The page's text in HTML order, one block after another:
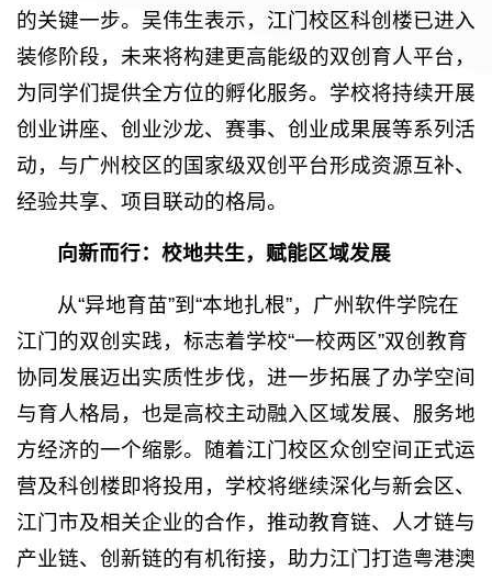
的关键一步。吴伟生表示，江门校区科创楼已进入
装修阶段，未来将构建更高能级的双创育人平台，
为同学们提供全方位的孵化服务。学校将持续开展
创业讲座、创业沙龙、赛事、创业成果展等系列活
动，与广州校区的国家级双创平台形成资源互补、
经验共享、项目联动的格局。
向新而行：校地共生，赋能区域发展
从“异地育苗”到“本地扎根”，广州软件学院在
江门的双创实践，标志着学校“一校两区”双创教育
协同发展迈出实质性步伐，进一步拓展了办学空间
与育人格局，也是高校主动融入区域发展、服务地
方经济的一个缩影。随着江门校区众创空间正式运
营及科创楼即将投用，学校将继续深化与新会区、
江门市及相关企业的合作，推动教育链、人才链与
产业链、创新链的有机衔接，助力江门打造粤港澳